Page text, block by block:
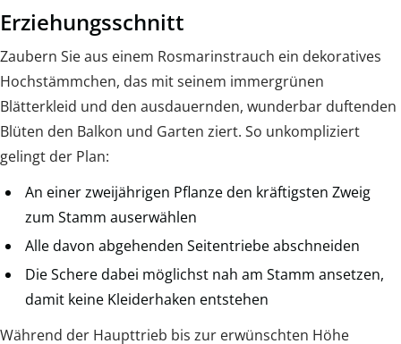
Erziehungsschnitt
Zaubern Sie aus einem Rosmarinstrauch ein dekoratives
Hochstämmchen, das mit seinem immergrünen
Blätterkleid und den ausdauernden, wunderbar duftenden
Blüten den Balkon und Garten ziert. So unkompliziert
gelingt der Plan:
An einer zweijährigen Pflanze den kräftigsten Zweig
zum Stamm auserwählen
Alle davon abgehenden Seitentriebe abschneiden
Die Schere dabei möglichst nah am Stamm ansetzen,
damit keine Kleiderhaken entstehen
Während der Haupttrieb bis zur erwünschten Höhe